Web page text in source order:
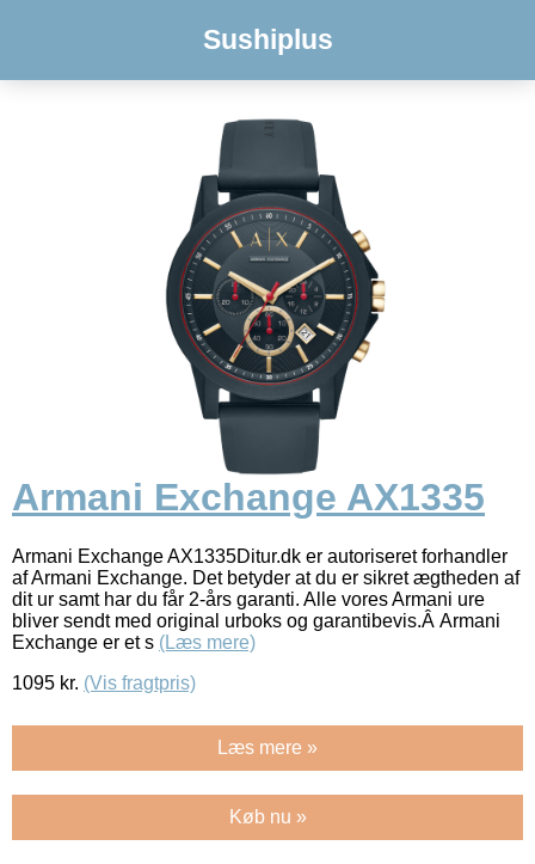
Sushiplus
Armani Exchange AX1335
Armani Exchange AX1335Ditur.dk er autoriseret forhandler
af Armani Exchange. Det betyder at du er sikret ægtheden af
dit ur samt har du får 2-års garanti. Alle vores Armani ure
bliver sendt med original urboks og garantibevis.Â Armani
Exchange er et s (Læs mere)
1095 kr. (Vis fragtpris)
Læs mere »
Køb nu »